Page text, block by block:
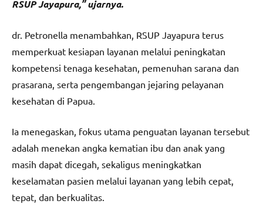
RSUP Jayapura,” ujarnya.
dr. Petronella menambahkan, RSUP Jayapura terus
memperkuat kesiapan layanan melalui peningkatan
kompetensi tenaga kesehatan, pemenuhan sarana dan
prasarana, serta pengembangan jejaring pelayanan
kesehatan di Papua.
Ia menegaskan, fokus utama penguatan layanan tersebut
adalah menekan angka kematian ibu dan anak yang
masih dapat dicegah, sekaligus meningkatkan
keselamatan pasien melalui layanan yang lebih cepat,
tepat, dan berkualitas.